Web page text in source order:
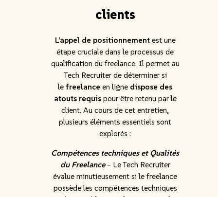
clients
L’appel de positionnementest une
étape cruciale dans le processus de
qualification du freelance. Il permet au
Tech Recruiter de déterminer si
le freelance en ligne dispose des
atouts requispour être retenu par le
client. Au cours de cet entretien,
plusieurs éléments essentiels sont
explorés :
Compétences techniques et Qualités
du Freelance– Le Tech Recruiter
évalue minutieusement si le freelance
possède les compétences techniques